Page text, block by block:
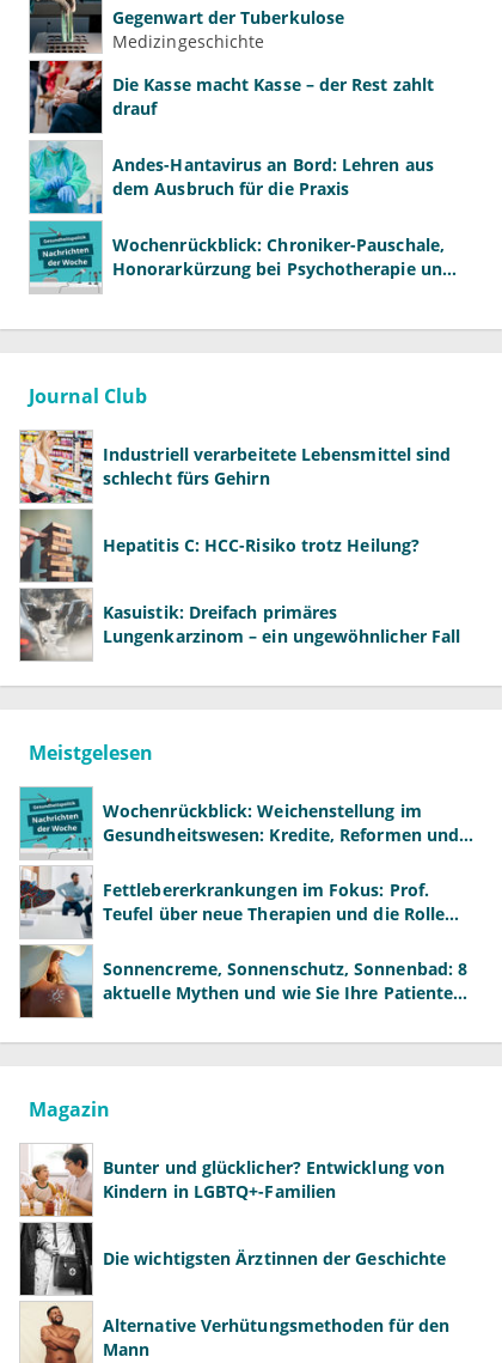
Gegenwart der Tuberkulose
Medizingeschichte
Die Kasse macht Kasse – der Rest zahlt
drauf
Andes-Hantavirus an Bord: Lehren aus
dem Ausbruch für die Praxis
Wochenrückblick: Chroniker-Pauschale,
Honorarkürzung bei Psychotherapie und
Journal Club
Industriell verarbeitete Lebensmittel sind
schlecht fürs Gehirn
Hepatitis C: HCC-Risiko trotz Heilung?
Kasuistik: Dreifach primäres
Lungenkarzinom – ein ungewöhnlicher Fall
Meistgelesen
Wochenrückblick: Weichenstellung im
Gesundheitswesen: Kredite, Reformen und
Fettlebererkrankungen im Fokus: Prof.
Teufel über neue Therapien und die Rolle
Sonnencreme, Sonnenschutz, Sonnenbad: 8
aktuelle Mythen und wie Sie Ihre Patienten
Magazin
Bunter und glücklicher? Entwicklung von
Kindern in LGBTQ+-Familien
Die wichtigsten Ärztinnen der Geschichte
Alternative Verhütungsmethoden für den
Mann